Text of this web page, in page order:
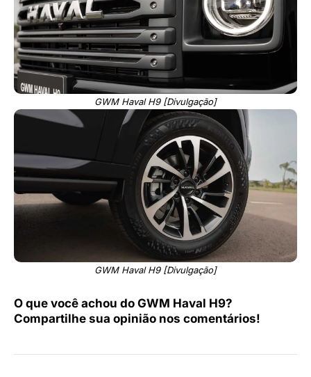
GWM Haval H9 [Divulgação]
GWM Haval H9 [Divulgação]
O que você achou do GWM Haval H9?
Compartilhe sua opinião nos comentários!